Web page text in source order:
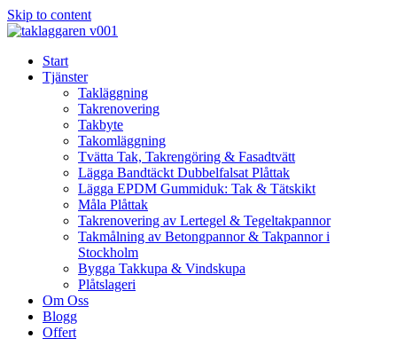
Skip to content
Start
Tjänster
Takläggning
Takrenovering
Takbyte
Takomläggning
Tvätta Tak, Takrengöring & Fasadtvätt
Lägga Bandtäckt Dubbelfalsat Plåttak
Lägga EPDM Gummiduk: Tak & Tätskikt
Måla Plåttak
Takrenovering av Lertegel & Tegeltakpannor
Takmålning av Betongpannor & Takpannor i
Stockholm
Bygga Takkupa & Vindskupa
Plåtslageri
Om Oss
Blogg
Offert